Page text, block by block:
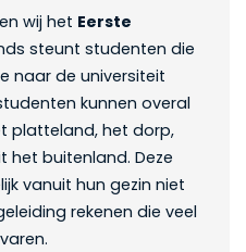
wij het Eerste
steunt studenten die
naar de universiteit
kunnen overal
platteland, het dorp,
het buitenland. Deze
vanuit hun gezin niet
rekenen die veel